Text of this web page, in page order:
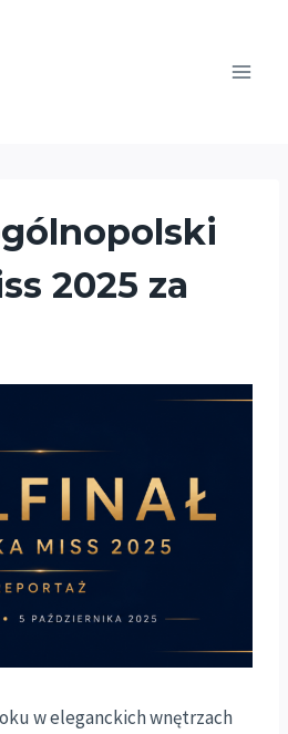
2025 za
w eleganckich wnętrzach